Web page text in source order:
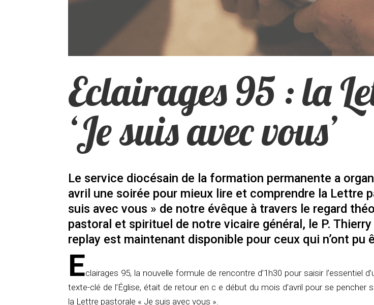
Eclairages 95 : la
‘Je suis avec vous’
Le service diocésain de la formation permanente a
avril une soirée pour mieux lire et comprendre la Lettre
suis avec vous » de notre évêque à travers le regard
pastoral et spirituel de notre vicaire général, le P. Thierry
replay est maintenant disponible pour ceux qui n’ont pu
Eclairages 95, la nouvelle formule de rencontre d’1h30 pour saisir l’essentiel
texte-clé de l’Église, était de retour en c e début du mois d’avril pour se pencher
la Lettre pastorale « Je suis avec vous ».